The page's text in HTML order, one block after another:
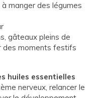
manger des légumes
gâteaux pleins de
des moments festifs
huiles essentielles
nerveux, relancer le